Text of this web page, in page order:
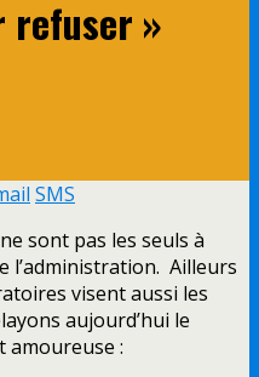
refuser »
SMS
sont pas les seuls à
l’administration. Ailleurs
visent aussi les
aujourd’hui le
amoureuse :